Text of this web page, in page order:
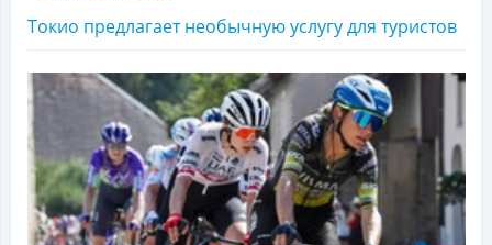
Токио предлагает необычную услугу для туристов